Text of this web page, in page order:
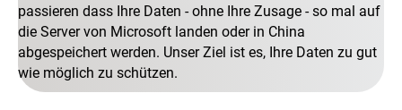
passieren dass Ihre Daten - ohne Ihre Zusage - so mal auf
die Server von Microsoft landen oder in China
abgespeichert werden. Unser Ziel ist es, Ihre Daten zu gut
wie möglich zu schützen.